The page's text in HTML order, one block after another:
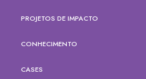
PROJETOS DE IMPACTO
CONHECIMENTO
CASES